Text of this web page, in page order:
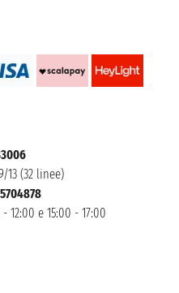
13 (32 linee)
e 15:00 - 17:00